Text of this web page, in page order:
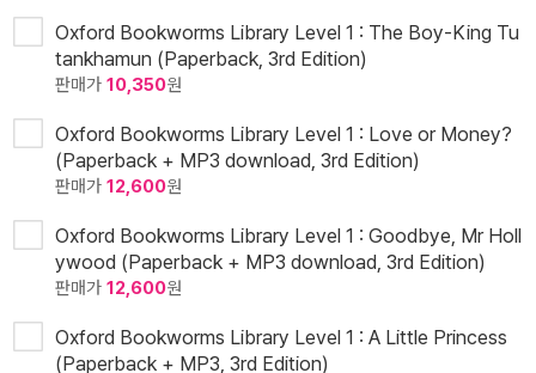
Oxford Bookworms Library Level 1 : The Boy-King Tu
tankhamun (Paperback, 3rd Edition)
판매가 10,350원
Oxford Bookworms Library Level 1 : Love or Money?
(Paperback + MP3 download, 3rd Edition)
판매가 12,600원
Oxford Bookworms Library Level 1 : Goodbye, Mr Holl
ywood (Paperback + MP3 download, 3rd Edition)
판매가 12,600원
Oxford Bookworms Library Level 1 : A Little Princess
(Paperback + MP3, 3rd Edition)